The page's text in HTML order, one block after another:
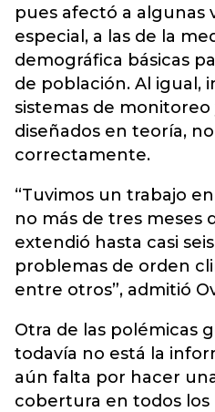
pues afectó a algunas
especial, a las de la
demográfica básicas
de población. Al igual,
sistemas de
diseñados en teoría,
correctamente.
“Tuvimos un trabajo
no más de tres meses
extendió hasta casi
problemas de orden
entre otros”, admitió
Otra de las polémicas
todavía no está la
aún falta por hacer
cobertura en todos los